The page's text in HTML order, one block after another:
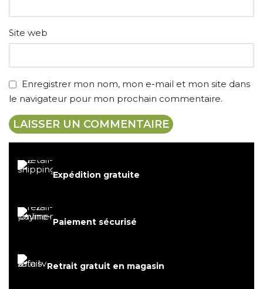
Site web
Enregistrer mon nom, mon e-mail et mon site dans
le navigateur pour mon prochain commentaire.
Expédition gratuite
Paiement sécurisé
Retrait gratuit en magasin